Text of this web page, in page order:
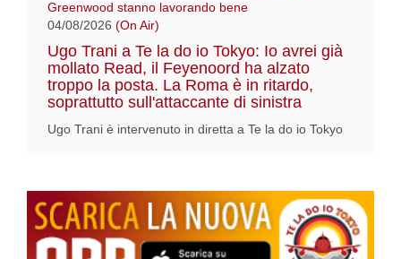
04/08/2026 (On Air)
Ugo Trani a Te la do io Tokyo: Io avrei già
mollato Read, il Feyenoord ha alzato
troppo la posta. La Roma è in ritardo,
soprattutto sull'attaccante di sinistra
Ugo Trani è intervenuto in diretta a Te la do io Tokyo